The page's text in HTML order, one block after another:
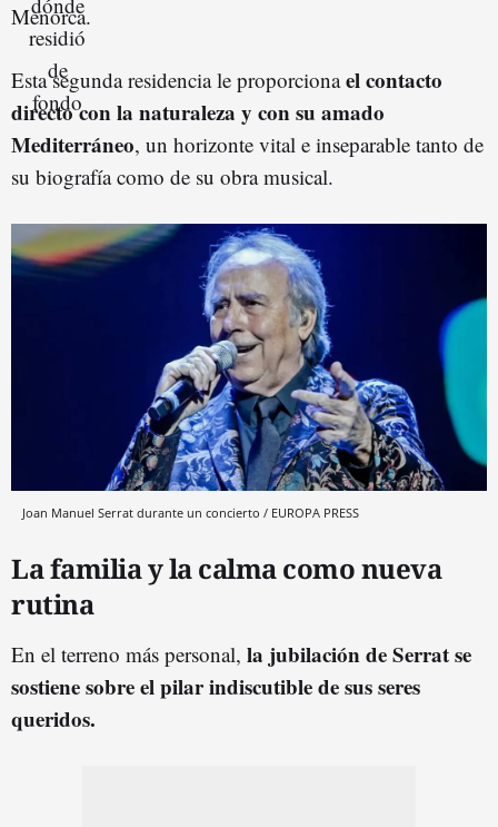
Menorca.
Esta segunda residencia le proporcionael contacto
directo con la naturaleza y con su amado
Mediterráneo, un horizonte vital e inseparable tanto de
su biografía como de su obra musical.
Joan Manuel Serrat durante un concierto / EUROPA PRESS
La familia y la calma como nueva
rutina
En el terreno más personal, la jubilación de Serrat se
sostiene sobre el pilar indiscutible de sus seres
queridos.